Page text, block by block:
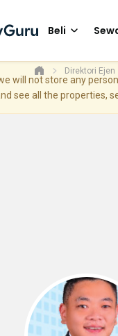
Beli
will not store any
see all the properties,
Direktori Ejen